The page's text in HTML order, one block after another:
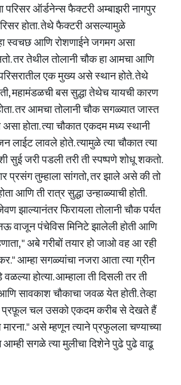
ऑर्डनेन्स फैक्टरी अम्बाझरी नागपुर
होता. तेथे फैक्टरी असल्यामुळे
स्वचछ आणि रोशणाईने जगमग असा
तर तेथील तोलानी चौक हा आमचा आणि
एक मुख्य असे स्थान होते. तेथे
महामंडळची बस सुद्धा तेथेच यायची कारण
तर आमचा तोलानी चौक सगळ्यात जास्त
होता. त्या चौकात एकदम मध्य स्थानी
लाईट लावले होते. त्यामुळे त्या चौकात त्या
सुई जरी पडली तरी ती स्पष्पणे शोधू शकतो.
प्रसंग तुम्हाला सांगतो, तर झाले असे की तो
आणि ती रात्र सुद्धा उन्हाळ्याची होती.
झाल्यानंतर फिरायला तोलानी चौक पर्यत
वाजून पंचेविस मिनिटे झालेली होती आणि
" अबे गरीबों तयार हो जाओ वह आ रही
आम्हा सगळ्यांचा नजरा आता त्या ग्रीन
होत्या. आम्हाला ती दिसली तर ती
सावकाश चौकाचा जवळ येत होती. तेव्हा
बे प्रफ़ूल चल उसको एकदम करीब से देखते हैं
असे म्हणून त्याने प्रफुलला चण्याच्या
सगळे त्या मुलीचा दिशेने पुढे पुढे वाढू